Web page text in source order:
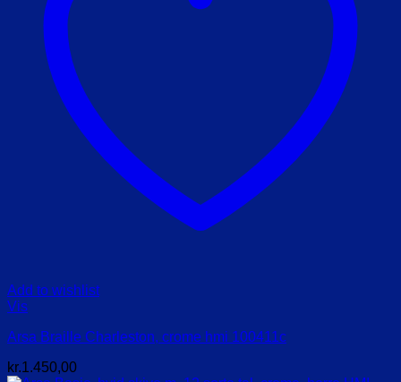
Add to wishlist
Vis
Arsa Braille Charleston, crome hmi 100411c
kr.1.450,00